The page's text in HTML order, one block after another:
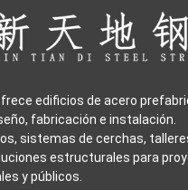
edificios de acero
fabricación e instalación.
sistemas de cerchas,
estructurales para
y públicos.